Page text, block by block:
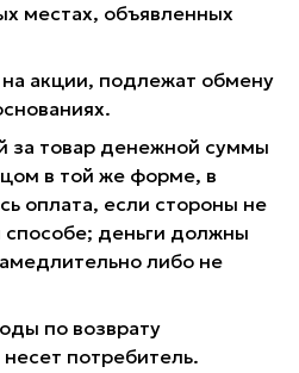
местах, объявленных
акции, подлежат обмену
за товар денежной суммы
в той же форме, в
оплата, если стороны не
способе; деньги должны
либо не
по возврату
несет потребитель.